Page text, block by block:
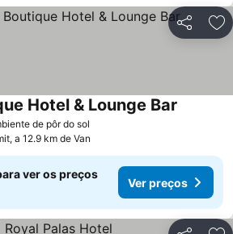
Partilhar
de pôr do sol
Hotel & Lounge Bar
a 12.9 km de Van
ver os preços
Ver preços